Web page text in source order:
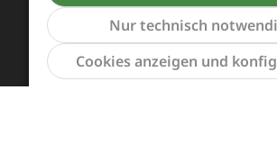
Nur technisch
Cookies anzeigen und